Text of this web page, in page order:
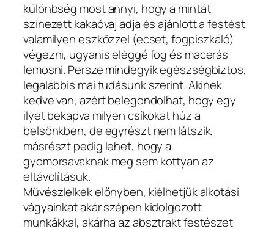
különbség most annyi, hogy a mintát
színezett kakaóvaj adja és ajánlott a festést
valamilyen eszközzel (ecset, fogpiszkáló)
végezni, ugyanis eléggé fog és macerás
lemosni. Persze mindegyik egészségbiztos,
legalábbis mai tudásunk szerint. Akinek
kedve van, azért belegondolhat, hogy egy
ilyet bekapva milyen csíkokat húz a
belsőnkben, de egyrészt nem látszik,
másrészt pedig lehet, hogy a
gyomorsavaknak meg sem kottyan az
eltávolításuk.
Művészlelkek előnyben, kiélhetjük alkotási
vágyainkat akár szépen kidolgozott
munkákkal, akárha az absztrakt festészet